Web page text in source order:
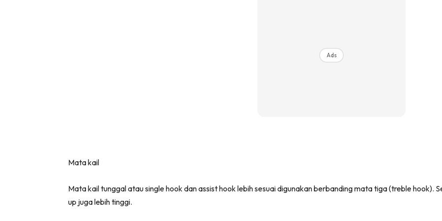
Ads
Mata kail
Mata kail tunggal atau single hook dan assist hook lebih sesuai digunakan berbanding mata tiga (treble hook).
up juga lebih tinggi.